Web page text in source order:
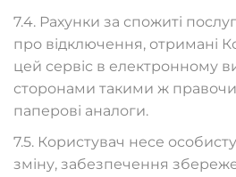
7.4. Рахунки за спожиті
про відключення, отримані
цей сервіс в електронному
сторонами такими ж
паперові аналоги.
7.5. Користувач несе особисту
зміну, забезпечення